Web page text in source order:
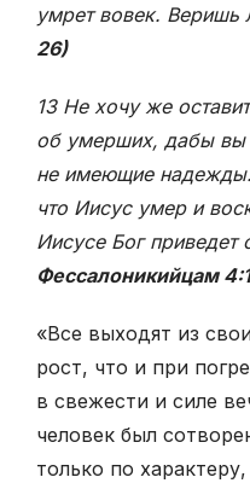
умрет вовек. Веришь
26)
13 Не хочу же
об умерших, дабы вы
не имеющие
что Иисус умер и
Иисусе Бог приведет
Фессалоникийцам
«Все выходят из
рост, что и при
в свежести и силе
человек был
только по